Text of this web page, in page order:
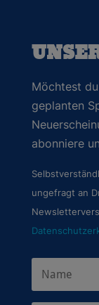
Möchtest
geplanten
abonniere
ungefragt an